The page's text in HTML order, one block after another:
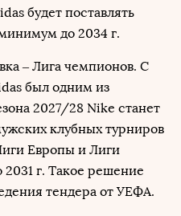
будет поставлять
до 2034 г.
– Лига чемпионов. С
был одним из
2027/28 Nike станет
клубных турниров
Европы и Лиги
г. Такое решение
тендера от УЕФА.